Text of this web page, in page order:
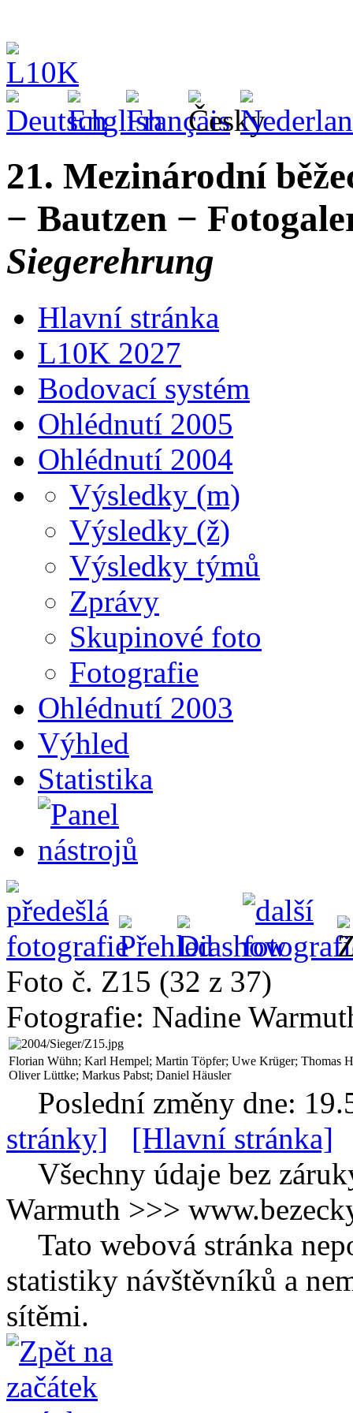
21. Mezinárodní
− Bautzen −
Siegerehrung
Hlavní stránka
L10K 2027
Bodovací systém
Ohlédnutí 2005
Ohlédnutí 2004
Výsledky (m)
Výsledky (ž)
Výsledky týmů
Zprávy
Skupinové foto
Fotografie
Ohlédnutí 2003
Výhled
Statistika
Foto č. Z15 (32 z 37)
Fotografie: Nadine
Florian Wühn; Karl Hempel; Martin Töpfer; Uwe Krüger; Thomas
Oliver Lüttke; Markus Pabst; Daniel Häusler
Poslední změny dne:
stránky]
[Hlavní stránka]
Všechny údaje bez
Warmuth >>>
Tato webová stránka
statistiky návštěvníků a
sítěmi.